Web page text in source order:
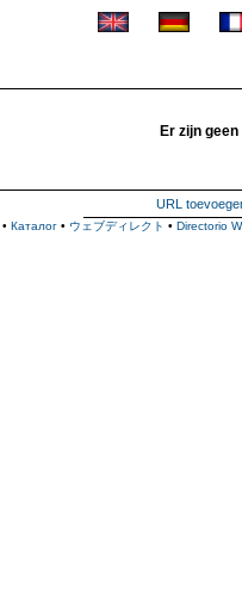
Er zijn
URL
• Каталог • ウェブディレクト • Directorio